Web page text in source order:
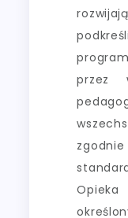
przez